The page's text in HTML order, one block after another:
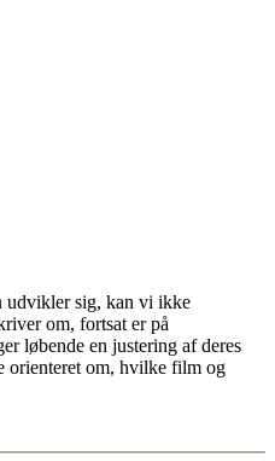
udvikler sig, kan vi ikke
om, fortsat er på
løbende en justering af deres
om, hvilke film og